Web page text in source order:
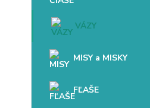
VÁZY
MISY a MISKY
FĽAŠE